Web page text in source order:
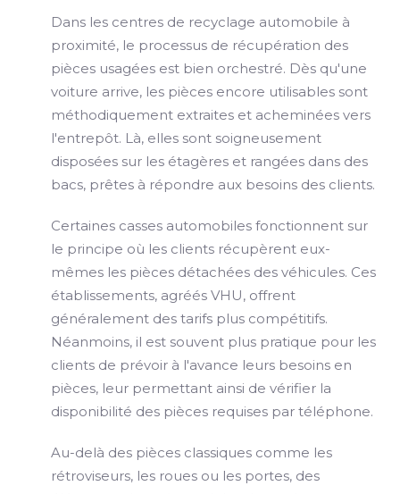
Dans les centres de recyclage automobile à
proximité, le processus de récupération des
pièces usagées est bien orchestré. Dès qu'une
voiture arrive, les pièces encore utilisables sont
méthodiquement extraites et acheminées vers
l'entrepôt. Là, elles sont soigneusement
disposées sur les étagères et rangées dans des
bacs, prêtes à répondre aux besoins des clients.
Certaines casses automobiles fonctionnent sur
le principe où les clients récupèrent eux-
mêmes les pièces détachées des véhicules. Ces
établissements, agréés VHU, offrent
généralement des tarifs plus compétitifs.
Néanmoins, il est souvent plus pratique pour les
clients de prévoir à l'avance leurs besoins en
pièces, leur permettant ainsi de vérifier la
disponibilité des pièces requises par téléphone.
Au-delà des pièces classiques comme les
rétroviseurs, les roues ou les portes, des